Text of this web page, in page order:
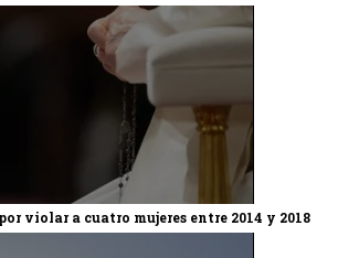
violar a cuatro mujeres entre 2014 y 2018